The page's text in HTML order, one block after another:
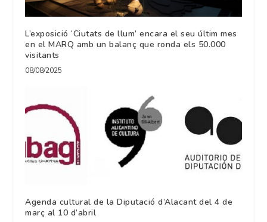
L’exposició ‘Ciutats de llum’ encara el seu últim mes
en el MARQ amb un balanç que ronda els 50.000
visitants
08/08/2025
Agenda cultural de la Diputació d’Alacant del 4 de
març al 10 d’abril